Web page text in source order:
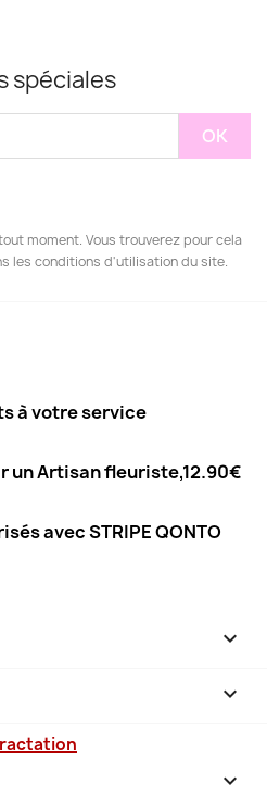
spéciales
moment. Vous trouverez pour cela
les conditions d'utilisation du site.
à votre service
un Artisan fleuriste,12.90€
avec STRIPE QONTO


